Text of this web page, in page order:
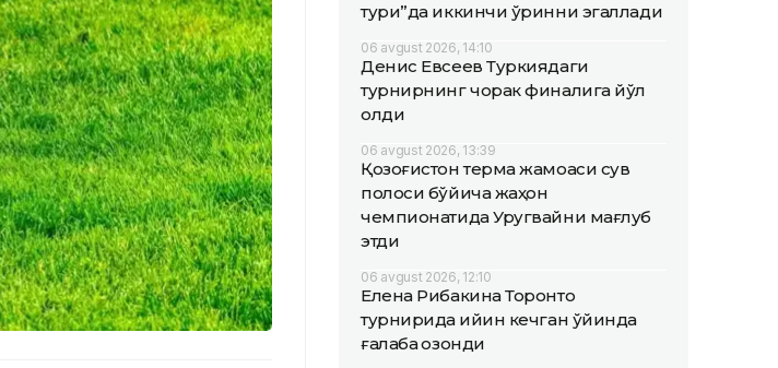
тури”да иккинчи ўринни эгаллади
06 avgust 2026, 14:10
Денис Евсеев Туркиядаги
турнирнинг чорак финалига йўл
олди
06 avgust 2026, 13:39
Қозоғистон терма жамоаси сув
полоси бўйича жаҳон
чемпионатида Уругвайни мағлуб
этди
06 avgust 2026, 12:10
Елена Рибакина Торонто
турнирида қийин кечган ўйинда
ғалаба қозонди